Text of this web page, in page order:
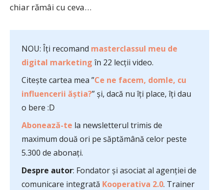
chiar rămâi cu ceva…
NOU: Îți recomand masterclassul meu de
digital marketing în 22 lecții video.
Citește cartea mea ”Ce ne facem, domle, cu
influencerii ăștia?” și, dacă nu îți place, îți dau
o bere :D
Abonează-te la newsletterul trimis de
maximum două ori pe săptămână celor peste
5.300 de abonați.
Despre autor: Fondator și asociat al agenției de
comunicare integrată Kooperativa 2.0. Trainer